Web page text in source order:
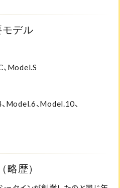
モデル
Model.S
Model.6、Model.10、
略歴）